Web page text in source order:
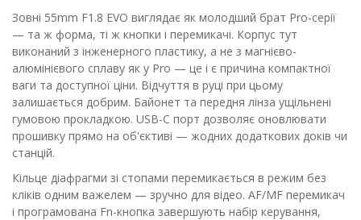
Зовні 55mm F1.8 EVO виглядає як молодший брат Pro-серії
— та ж форма, ті ж кнопки і перемикачі. Корпус тут
виконаний з інженерного пластику, а не з магнієво-
алюмінієвого сплаву як у Pro — це і є причина компактної
ваги та доступної ціни. Відчуття в руці при цьому
залишається добрим. Байонет та передня лінза ущільнені
гумовою прокладкою. USB-C порт дозволяє оновлювати
прошивку прямо на об'єктиві — жодних додаткових доків чи
станцій.
Кільце діафрагми зі стопами перемикається в режим без
кліків одним важелем — зручно для відео. AF/MF перемикач
і програмована Fn-кнопка завершують набір керування,